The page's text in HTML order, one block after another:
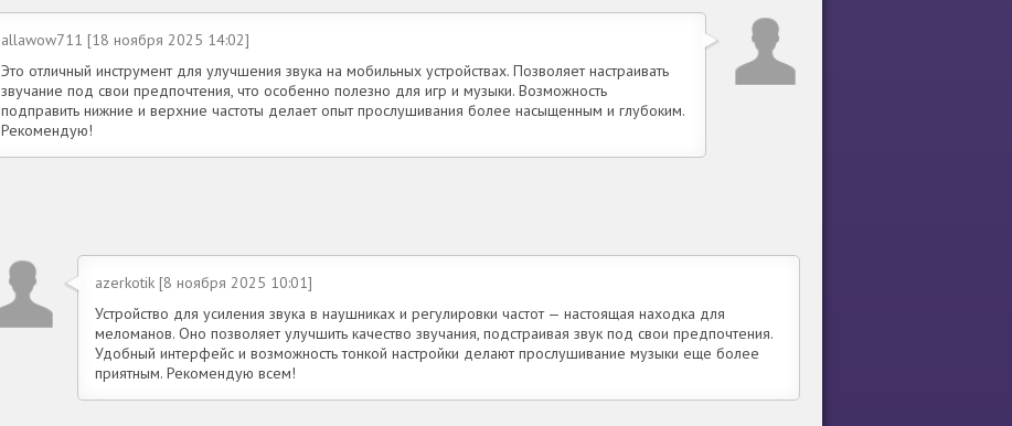
allawow711 [18 ноября 2025 14:02]
Это отличный инструмент для улучшения звука на мобильных устройствах. Позволяет настраивать
звучание под свои предпочтения, что особенно полезно для игр и музыки. Возможность
подправить нижние и верхние частоты делает опыт прослушивания более насыщенным и глубоким.
Рекомендую!
azerkotik [8 ноября 2025 10:01]
Устройство для усиления звука в наушниках и регулировки частот — настоящая находка для
меломанов. Оно позволяет улучшить качество звучания, подстраивая звук под свои предпочтения.
Удобный интерфейс и возможность тонкой настройки делают прослушивание музыки еще более
приятным. Рекомендую всем!